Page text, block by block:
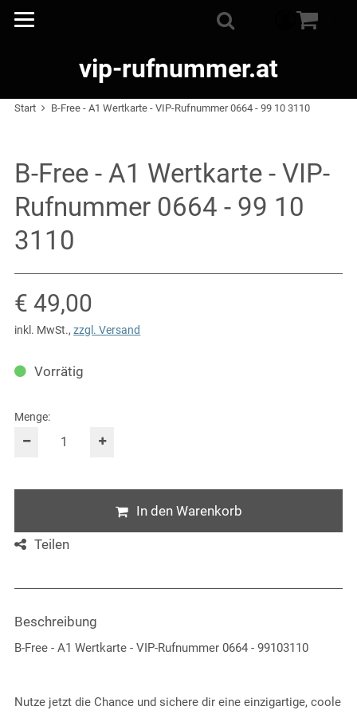
vip-rufnummer.at
Start B-Free - A1 Wertkarte - VIP-Rufnummer 0664 - 99 10 3110
B-Free - A1 Wertkarte - VIP-
Rufnummer 0664 - 99 10
3110
Verkaufspreis: € 49,00
€ 49,00
inkl. MwSt.,zzgl. Versand
Vorrätig
Menge:
In den Warenkorb
Teilen
Beschreibung
B-Free - A1 Wertkarte - VIP-Rufnummer 0664 - 99103110
Nutze jetzt die Chance und sichere dir eine einzigartige, coole